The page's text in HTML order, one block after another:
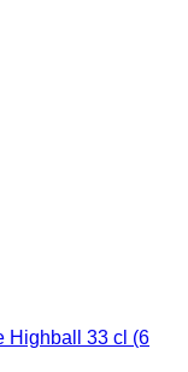
Highball 33 cl (6